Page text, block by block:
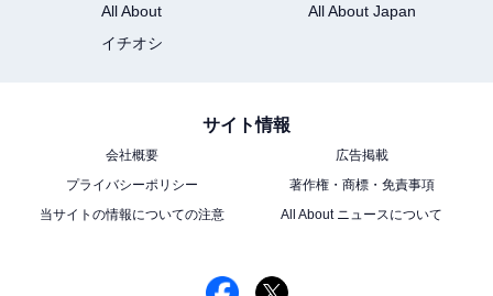
次ページ
All About
All About Japan
イチオシ
サイト情報
会社概要
広告掲載
プライバシーポリシー
著作権・商標・免責事項
当サイトの情報についての注意
All About ニュースについて